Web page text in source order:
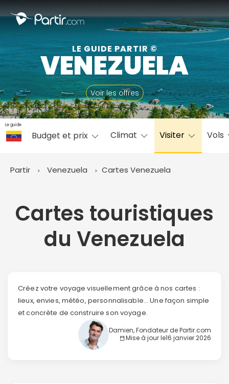
LE GUIDE PARTIR ©
VENEZUELA
Voir les offres
Le guide
Budget et prix Climat Visiter Vols
Partir Venezuela Cartes Venezuela
Cartes touristiques
du Venezuela
Créez votre voyage visuellement grâce à nos cartes :
lieux, envies, météo, personnalisable... Une façon simple
et concrète de construire son voyage.
Damien, Fondateur de Partir.com
Mise à jour le16 janvier 2026
Fermer
📍 Destinations populaires
☀️ Où partir par mois
Mai
Juin
Juillet
Août Septembre
Octobre